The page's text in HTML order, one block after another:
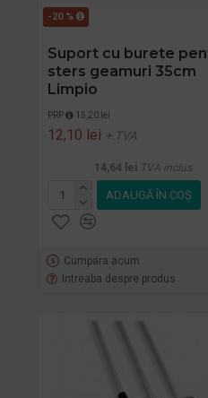
-20 %
Suport cu burete
sters geamuri 35cm
Limpio
PRP 15,20 lei
12,10 lei + TVA
14,64 lei TVA inclus
ADAUGĂ ÎN COŞ
Cumpara acum
Intreaba despre produs